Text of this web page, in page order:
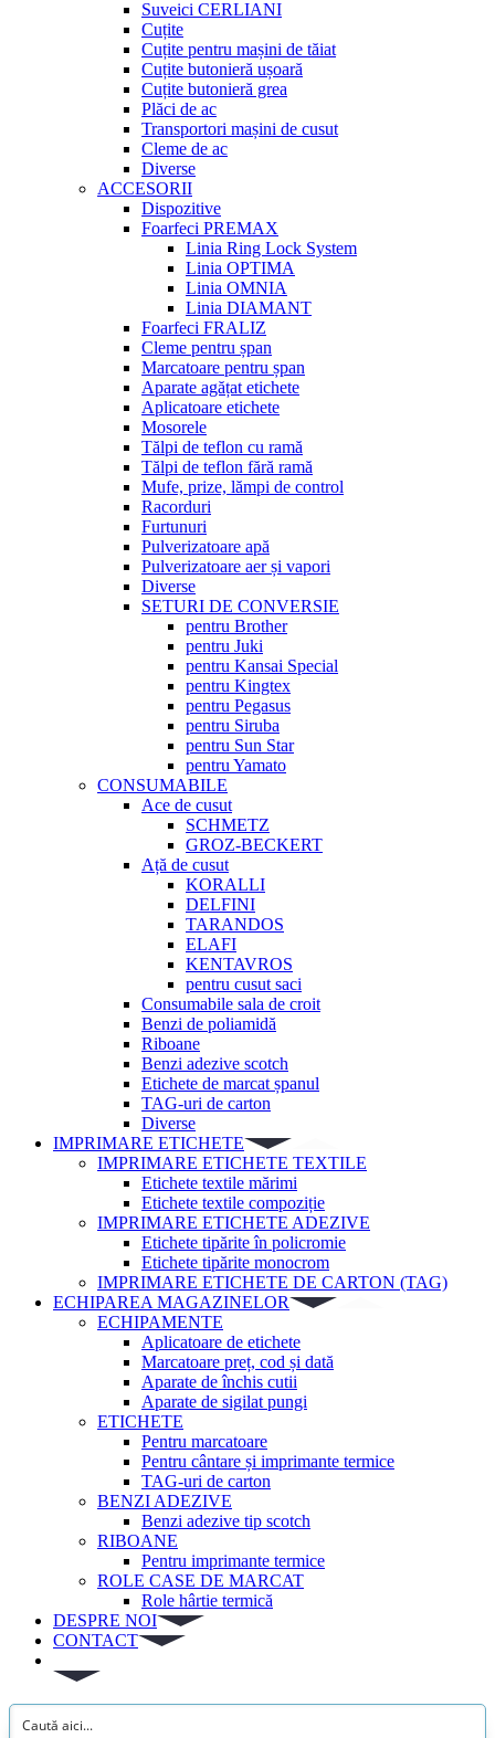
Suveici CERLIANI
Cuțite
Cuțite pentru mașini de tăiat
Cuțite butonieră ușoară
Cuțite butonieră grea
Plăci de ac
Transportori mașini de cusut
Cleme de ac
Diverse
ACCESORII
Dispozitive
Foarfeci PREMAX
Linia Ring Lock System
Linia OPTIMA
Linia OMNIA
Linia DIAMANT
Foarfeci FRALIZ
Cleme pentru șpan
Marcatoare pentru șpan
Aparate agățat etichete
Aplicatoare etichete
Mosorele
Tălpi de teflon cu ramă
Tălpi de teflon fără ramă
Mufe, prize, lămpi de control
Racorduri
Furtunuri
Pulverizatoare apă
Pulverizatoare aer și vapori
Diverse
SETURI DE CONVERSIE
pentru Brother
pentru Juki
pentru Kansai Special
pentru Kingtex
pentru Pegasus
pentru Siruba
pentru Sun Star
pentru Yamato
CONSUMABILE
Ace de cusut
SCHMETZ
GROZ-BECKERT
Ață de cusut
KORALLI
DELFINI
TARANDOS
ELAFI
KENTAVROS
pentru cusut saci
Consumabile sala de croit
Benzi de poliamidă
Riboane
Benzi adezive scotch
Etichete de marcat șpanul
TAG-uri de carton
Diverse
IMPRIMARE ETICHETE
IMPRIMARE ETICHETE TEXTILE
Etichete textile mărimi
Etichete textile compoziție
IMPRIMARE ETICHETE ADEZIVE
Etichete tipărite în policromie
Etichete tipărite monocrom
IMPRIMARE ETICHETE DE CARTON (TAG)
ECHIPAREA MAGAZINELOR
ECHIPAMENTE
Aplicatoare de etichete
Marcatoare preț, cod și dată
Aparate de închis cutii
Aparate de sigilat pungi
ETICHETE
Pentru marcatoare
Pentru cântare și imprimante termice
TAG-uri de carton
BENZI ADEZIVE
Benzi adezive tip scotch
RIBOANE
Pentru imprimante termice
ROLE CASE DE MARCAT
Role hârtie termică
DESPRE NOI
CONTACT